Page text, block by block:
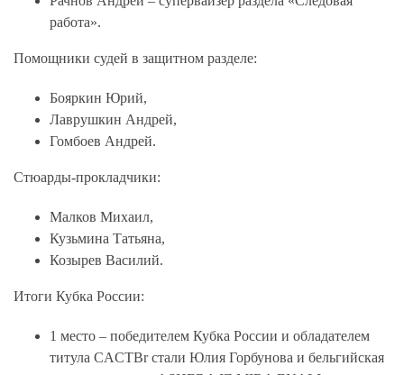
работа».
Помощники судей в защитном разделе:
Бояркин Юрий,
Лаврушкин Андрей,
Гомбоев Андрей.
Стюарды-прокладчики:
Малков Михаил,
Кузьмина Татьяна,
Козырев Василий.
Итоги Кубка России:
1 место– победителем Кубка России и обладателем
титула CACTBr стали Юлия Горбунова и бельгийская